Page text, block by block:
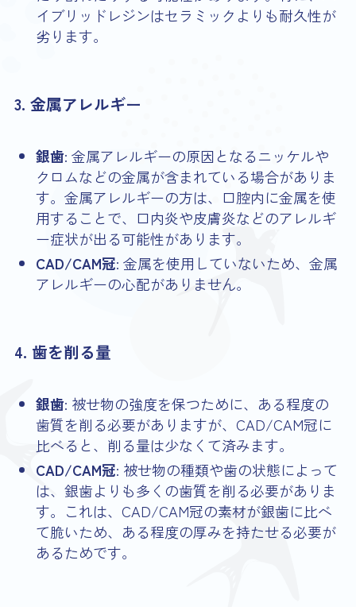
イブリッドレジンはセラミックよりも耐久性が
劣ります。
3. 金属アレルギー
銀歯: 金属アレルギーの原因となるニッケルや
クロムなどの金属が含まれている場合がありま
す。金属アレルギーの方は、口腔内に金属を使
用することで、口内炎や皮膚炎などのアレルギ
ー症状が出る可能性があります。
CAD/CAM冠: 金属を使用していないため、金属
アレルギーの心配がありません。
4. 歯を削る量
銀歯: 被せ物の強度を保つために、ある程度の
歯質を削る必要がありますが、CAD/CAM冠に
比べると、削る量は少なくて済みます。
CAD/CAM冠: 被せ物の種類や歯の状態によって
は、銀歯よりも多くの歯質を削る必要がありま
す。これは、CAD/CAM冠の素材が銀歯に比べ
て脆いため、ある程度の厚みを持たせる必要が
あるためです。